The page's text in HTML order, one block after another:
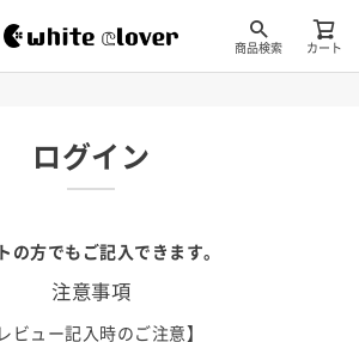
商品検索 カート
ログイン
の方でもご記入できます。
注意事項
レビュー記入時のご注意】